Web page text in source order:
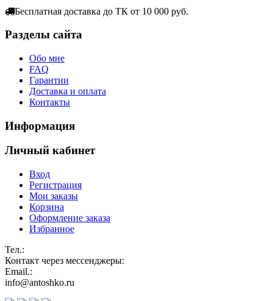
Бесплатная доставка до ТК от 10 000 руб.
Разделы сайта
Обо мне
FAQ
Гарантии
Доставка и оплата
Контакты
Информация
Личный кабинет
Вход
Регистрация
Мои заказы
Корзина
Оформление заказа
Избранное
Тел.:
Контакт через мессенджеры:
Email.:
info@antoshko.ru